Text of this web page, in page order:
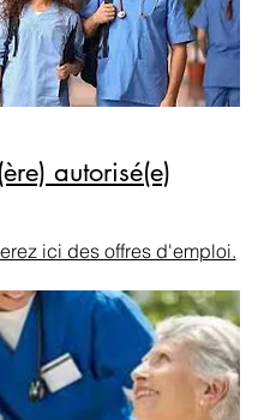
autorisé(e)
ici des offres d'emploi.